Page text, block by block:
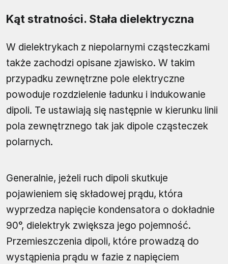
Kąt stratności. Stała dielektryczna
W dielektrykach z niepolarnymi cząsteczkami
także zachodzi opisane zjawisko. W takim
przypadku zewnętrzne pole elektryczne
powoduje rozdzielenie ładunku i indukowanie
dipoli. Te ustawiają się następnie w kierunku linii
pola zewnętrznego tak jak dipole cząsteczek
polarnych.
Generalnie, jeżeli ruch dipoli skutkuje
pojawieniem się składowej prądu, która
wyprzedza napięcie kondensatora o dokładnie
90°, dielektryk zwiększa jego pojemność.
Przemieszczenia dipoli, które prowadzą do
wystąpienia prądu w fazie z napięciem